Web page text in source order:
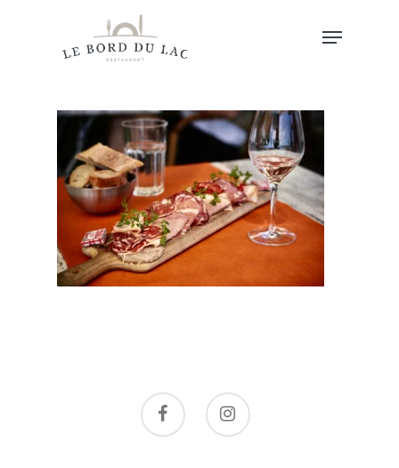
Hit enter to search or ESC to close
Accueil
Au Menu…
Restaurant